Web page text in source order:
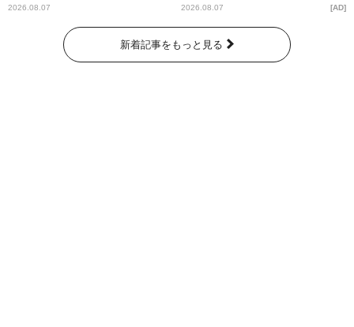
ー昼ズ』
2026.08.07 2026.08.07 AD
新着記事をもっと見る